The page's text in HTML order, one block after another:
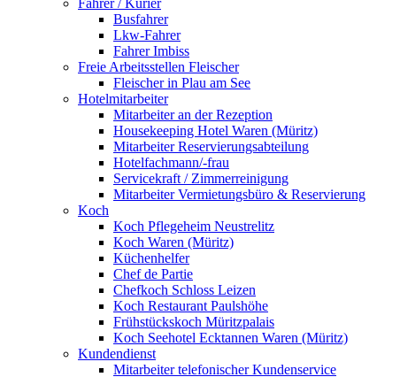
Busfahrer
Lkw-Fahrer
Fahrer Imbiss
Freie Arbeitsstellen Fleischer
Fleischer in Plau am See
Hotelmitarbeiter
Mitarbeiter an der Rezeption
Housekeeping Hotel Waren (Müritz)
Mitarbeiter Reservierungsabteilung
Hotelfachmann/-frau
Servicekraft / Zimmerreinigung
Mitarbeiter Vermietungsbüro & Reservierung
Koch
Koch Pflegeheim Neustrelitz
Koch Waren (Müritz)
Küchenhelfer
Chef de Partie
Chefkoch Schloss Leizen
Koch Restaurant Paulshöhe
Frühstückskoch Müritzpalais
Koch Seehotel Ecktannen Waren (Müritz)
Kundendienst
Mitarbeiter telefonischer Kundenservice